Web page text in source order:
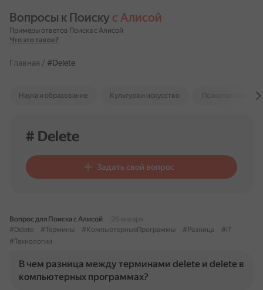
Вопросы к Поиску с Алисой
Примеры ответов Поиска с Алисой
Что это такое?
Главная / #Delete
Наука и образование Культура и искусство Психология и
# Delete
Задать свой вопрос
Вопрос для Поиска с Алисой
26 января
#Delete
#Термины #КомпьютерныеПрограммы #Разница
#IT
#Технологии
В чем разница между терминами delete и delete в
компьютерных программах?